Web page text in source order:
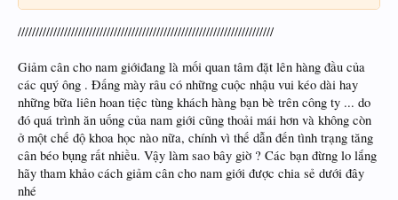
////////////////////////////////////////////////////////////////////////
Giảm cân cho nam giớiđang là mối quan tâm đặt lên hàng đầu của
các quý ông . Đấng mày râu có những cuộc nhậu vui kéo dài hay
những bữa liên hoan tiệc tùng khách hàng bạn bè trên công ty ... do
đó quá trình ăn uống của nam giới cũng thoải mái hơn và không còn
ở một chế độ khoa học nào nữa, chính vì thế dẫn đến tình trạng tăng
cân béo bụng rất nhiều. Vậy làm sao bây giờ ? Các bạn đừng lo lắng
hãy tham khảo cách giảm cân cho nam giới được chia sẻ dưới đây
nhé